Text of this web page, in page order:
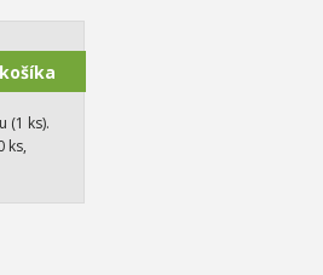
(1 ks).
ks,